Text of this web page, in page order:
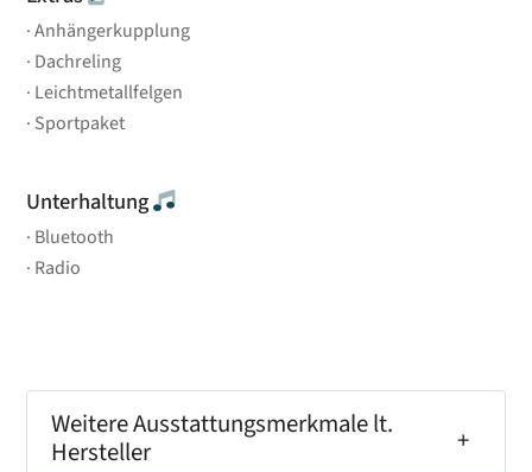
Anhängerkupplung
Dachreling
Leichtmetallfelgen
Sportpaket
Unterhaltung
Bluetooth
Radio
Weitere Ausstattungsmerkmale lt.
Hersteller